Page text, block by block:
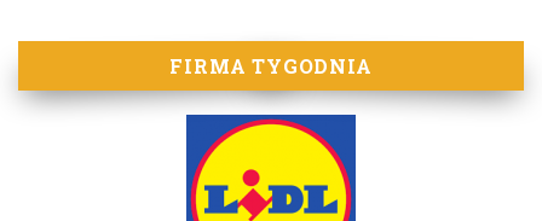
FIRMA TYGODNIA